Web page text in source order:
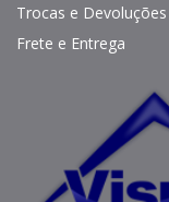
Trocas e Devoluções
Frete e Entrega